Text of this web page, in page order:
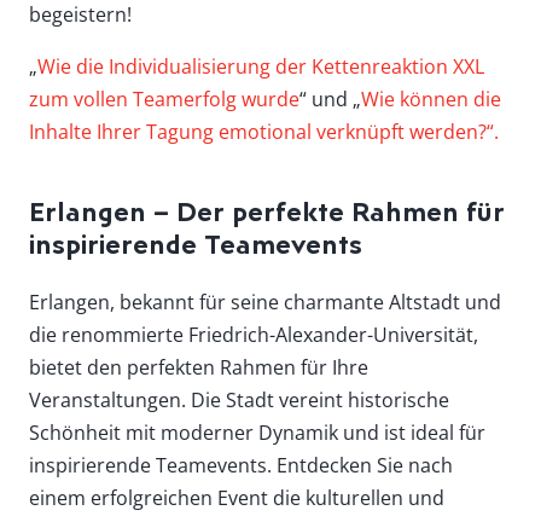
begeistern!
„Wie die Individualisierung der Kettenreaktion XXL
zum vollen Teamerfolg wurde“ und „Wie können die
Inhalte Ihrer Tagung emotional verknüpft werden?“.
Erlangen – Der perfekte Rahmen für
inspirierende Teamevents
Erlangen, bekannt für seine charmante Altstadt und
die renommierte Friedrich-Alexander-Universität,
bietet den perfekten Rahmen für Ihre
Veranstaltungen. Die Stadt vereint historische
Schönheit mit moderner Dynamik und ist ideal für
inspirierende Teamevents. Entdecken Sie nach
einem erfolgreichen Event die kulturellen und